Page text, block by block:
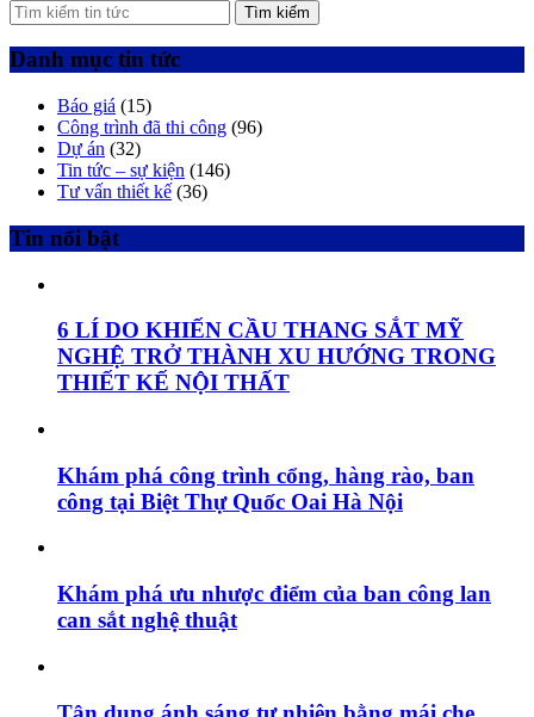
Tìm kiếm
Danh mục tin tức
Báo giá (15)
Công trình đã thi công (96)
Dự án (32)
Tin tức – sự kiện (146)
Tư vấn thiết kế (36)
Tin nổi bật
6 LÍ DO KHIẾN CẦU THANG SẮT MỸ
NGHỆ TRỞ THÀNH XU HƯỚNG TRONG
THIẾT KẾ NỘI THẤT
Khám phá công trình cổng, hàng rào, ban
công tại Biệt Thự Quốc Oai Hà Nội
Khám phá ưu nhược điểm của ban công lan
can sắt nghệ thuật